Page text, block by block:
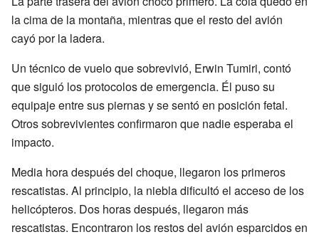
la cima de la montaña, mientras que el resto del avión
cayó por la ladera.
Un técnico de vuelo que sobrevivió, Erwin Tumiri, contó
que siguió los protocolos de emergencia. Él puso su
equipaje entre sus piernas y se sentó en posición fetal.
Otros sobrevivientes confirmaron que nadie esperaba el
impacto.
Media hora después del choque, llegaron los primeros
rescatistas. Al principio, la niebla dificultó el acceso de los
helicópteros. Dos horas después, llegaron más
rescatistas. Encontraron los restos del avión esparcidos en